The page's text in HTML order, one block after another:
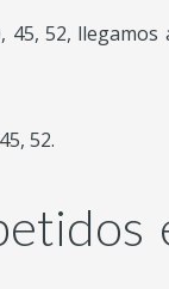
45, 52,
52.